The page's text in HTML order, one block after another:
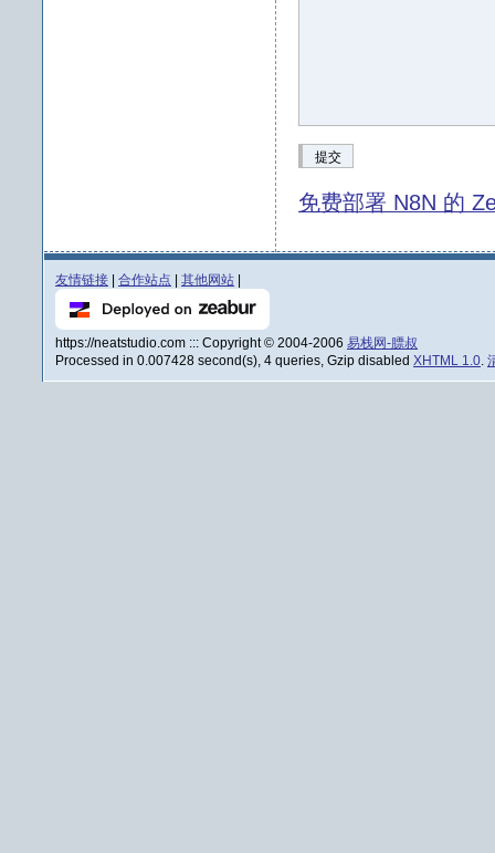
提交
免费部署 N8N 的
友情链接 合作站点 其他网站
https://neatstudio.com ::: Copyright © 2004-2006 易栈网-膘叔
Processed in 0.007428 second(s), 4 queries, Gzip disabled XHTML 1.0.